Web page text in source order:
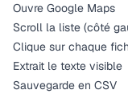
Ouvre Google Maps
Scroll la liste (côté
Clique sur chaque
Extrait le texte visible
Sauvegarde en CSV